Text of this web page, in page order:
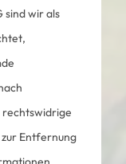
sind wir als
rechtswidrige
Entfernung